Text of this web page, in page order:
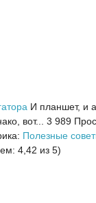
И планшет, и
вот...
3 989
Полезные
4,42 из 5)